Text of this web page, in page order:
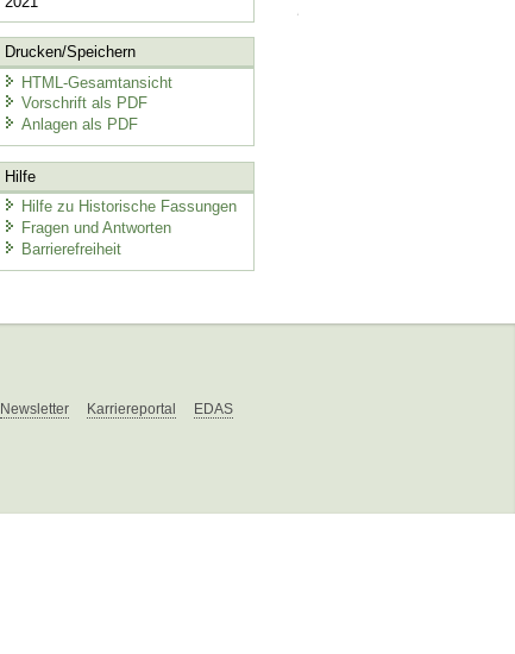
Drucken/Speichern
HTML-Gesamtansicht
Vorschrift als PDF
Anlagen als PDF
Hilfe
Hilfe zu Historische Fassungen
Fragen und Antworten
Barrierefreiheit
Newsletter Karriereportal EDAS